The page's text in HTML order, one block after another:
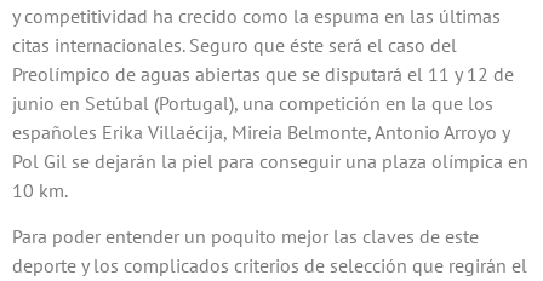
y competitividad ha crecido como la espuma en las últimas
citas internacionales. Seguro que éste será el caso del
Preolímpico de aguas abiertas que se disputará el 11 y 12 de
junio en Setúbal (Portugal), una competición en la que los
españoles Erika Villaécija, Mireia Belmonte, Antonio Arroyo y
Pol Gil se dejarán la piel para conseguir una plaza olímpica en
10 km.
Para poder entender un poquito mejor las claves de este
deporte y los complicados criterios de selección que regirán el